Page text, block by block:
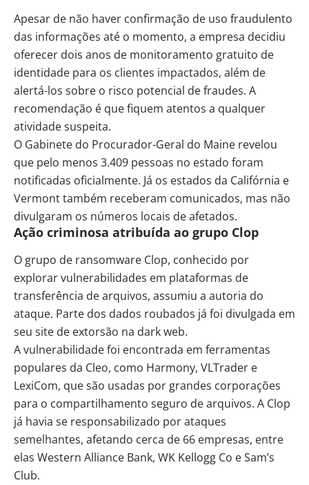
Apesar de não haver confirmação de uso fraudulento
das informações até o momento, a empresa decidiu
oferecer dois anos de monitoramento gratuito de
identidade para os clientes impactados, além de
alertá-los sobre o risco potencial de fraudes. A
recomendação é que fiquem atentos a qualquer
atividade suspeita.
O Gabinete do Procurador-Geral do Maine revelou
que pelo menos 3.409 pessoas no estado foram
notificadas oficialmente. Já os estados da Califórnia e
Vermont também receberam comunicados, mas não
divulgaram os números locais de afetados.
Ação criminosa atribuída ao grupo Clop
O grupo de ransomware Clop, conhecido por
explorar vulnerabilidades em plataformas de
transferência de arquivos, assumiu a autoria do
ataque. Parte dos dados roubados já foi divulgada em
seu site de extorsão na dark web.
A vulnerabilidade foi encontrada em ferramentas
populares da Cleo, como Harmony, VLTrader e
LexiCom, que são usadas por grandes corporações
para o compartilhamento seguro de arquivos. A Clop
já havia se responsabilizado por ataques
semelhantes, afetando cerca de 66 empresas, entre
elas Western Alliance Bank, WK Kellogg Co e Sam’s
Club.